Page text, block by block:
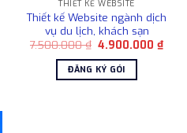
THIẾT KẾ WEBSITE
Thiết kế Website ngành dịch
vụ du lịch, khách sạn
7.500.000₫ Giá
là:
7.500.000 ₫.
4.900.000₫Giá
ĐĂNG KÝ GÓI